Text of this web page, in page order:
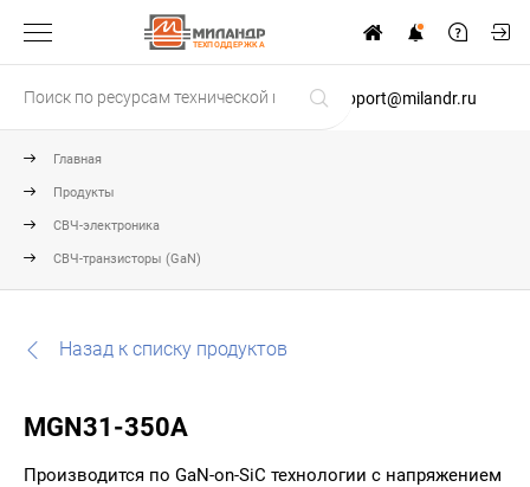
ТЕХПОДДЕРЖКА
support@milandr.ru
Главная
Продукты
СВЧ-электроника
СВЧ-транзисторы (GaN)
Назад к списку продуктов
MGN31-350A
Производится по GaN-on-SiC технологии с напряжением